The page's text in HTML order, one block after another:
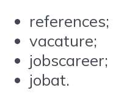
references;
vacature;
jobscareer;
jobat.